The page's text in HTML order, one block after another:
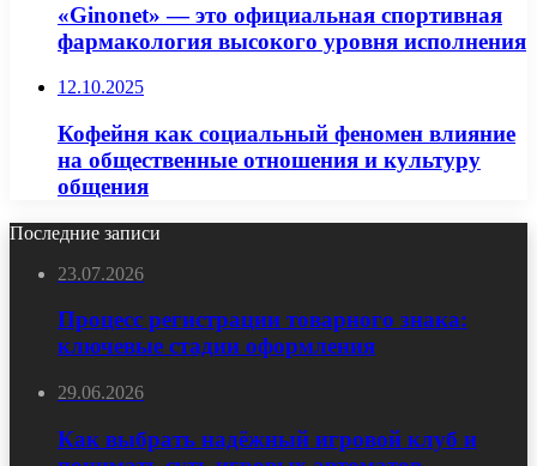
«Ginonet» — это официальная спортивная
фармакология высокого уровня исполнения
12.10.2025
Кофейня как социальный феномен влияние
на общественные отношения и культуру
общения
Последние записи
23.07.2026
Процесс регистрации товарного знака:
ключевые стадии оформления
29.06.2026
Как выбрать надёжный игровой клуб и